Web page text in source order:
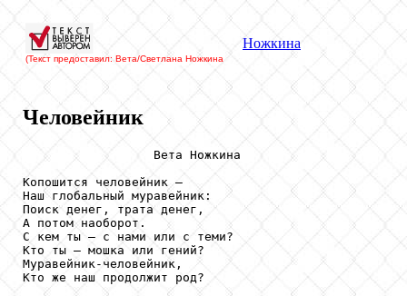
(Текст предоставил: Вета/Светлана Ножкина
Ножкина
Человейник
                  Вета Ножкина
Копошится человейник –
Наш глобальный муравейник:
Поиск денег, трата денег,
А потом наоборот.
С кем ты – с нами или с теми?
Кто ты – мошка или гений?
Муравейник-человейник,
Кто же наш продолжит род?